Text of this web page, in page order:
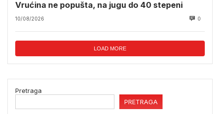
Vrućina ne popušta, na jugu do 40 stepeni
10/08/2026 0
LOAD MORE
Pretraga
PRETRAGA